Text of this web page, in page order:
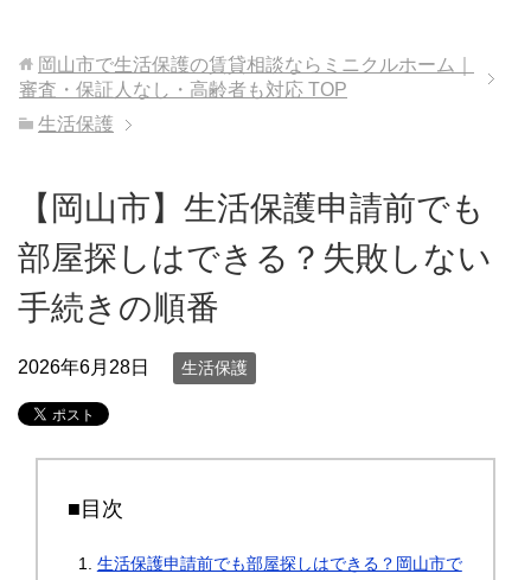
岡山市で生活保護の賃貸相談ならミニクルホーム｜
審査・保証人なし・高齢者も対応 TOP
生活保護
【岡山市】生活保護申請前でも
部屋探しはできる？失敗しない
手続きの順番
2026年6月28日 生活保護
■目次
生活保護申請前でも部屋探しはできる？岡山市で